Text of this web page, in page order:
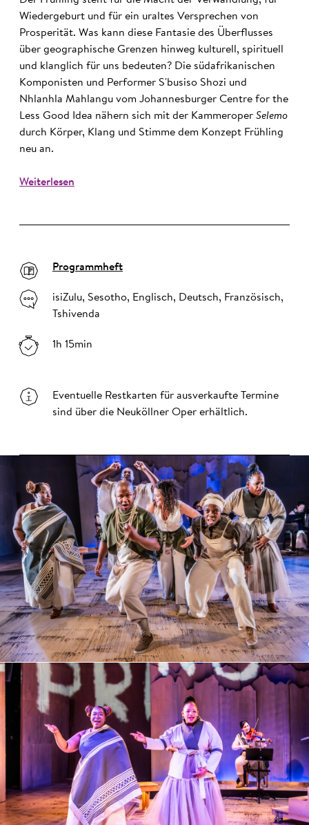
Wiedergeburt und für ein uraltes Versprechen von
Prosperität. Was kann diese Fantasie des Überflusses
über geographische Grenzen hinweg kulturell, spirituell
und klanglich für uns bedeuten? Die südafrikanischen
Komponisten und Performer S'busiso Shozi und
Nhlanhla Mahlangu vom Johannesburger Centre for the
Less Good Idea nähern sich mit der Kammeroper Selemo
durch Körper, Klang und Stimme dem Konzept Frühling
neu an.
Weiterlesen
Programmheft
isiZulu, Sesotho, Englisch, Deutsch, Französisch,
Tshivenda
1h 15min
Eventuelle Restkarten für ausverkaufte Termine
sind über die Neuköllner Oper erhältlich.